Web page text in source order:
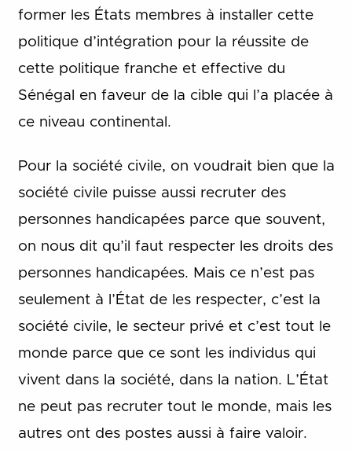
former les États membres à installer cette
politique d’intégration pour la réussite de
cette politique franche et effective du
Sénégal en faveur de la cible qui l’a placée à
ce niveau continental.
Pour la société civile, on voudrait bien que la
société civile puisse aussi recruter des
personnes handicapées parce que souvent,
on nous dit qu’il faut respecter les droits des
personnes handicapées. Mais ce n’est pas
seulement à l’État de les respecter, c’est la
société civile, le secteur privé et c’est tout le
monde parce que ce sont les individus qui
vivent dans la société, dans la nation. L’État
ne peut pas recruter tout le monde, mais les
autres ont des postes aussi à faire valoir.